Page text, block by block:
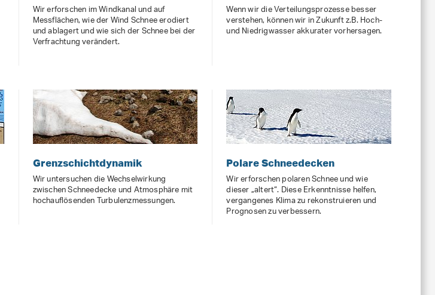
Wir erforschen im Windkanal und auf
Messflächen, wie der Wind Schnee erodiert
und ablagert und wie sich der Schnee bei der
Verfrachtung verändert.
Wenn wir die Verteilungsprozesse besser
verstehen, können wir in Zukunft z.B. Hoch-
und Niedrigwasser akkurater vorhersagen.
Grenzschichtdynamik
Wir untersuchen die Wechselwirkung
zwischen Schneedecke und Atmosphäre mit
hochauflösenden Turbulenzmessungen.
Polare Schneedecken
Wir erforschen polaren Schnee und wie
dieser „altert“. Diese Erkenntnisse helfen,
vergangenes Klima zu rekonstruieren und
Prognosen zu verbessern.